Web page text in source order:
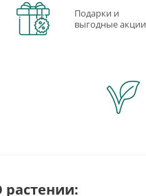
Подарки и
выгодные акции
растении: